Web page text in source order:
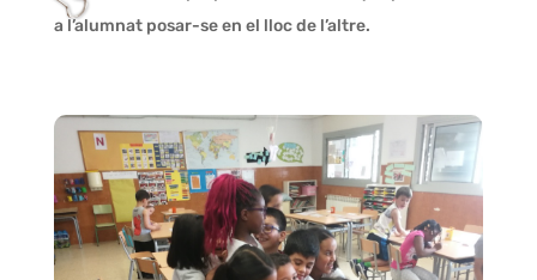
a l’alumnat posar-se en el lloc de l’altre.